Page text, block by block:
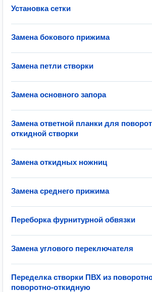
Установка сетки
Замена бокового прижима
Замена петли створки
Замена основного запора
Замена ответной планки для
откидной створки
Замена откидных ножниц
Замена среднего прижима
Переборка фурнитурной обвязки
Замена углового переключателя
Переделка створки ПВХ из
поворотно-откидную